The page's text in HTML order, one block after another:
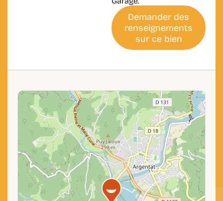
Demander des
renseignements
sur ce bien